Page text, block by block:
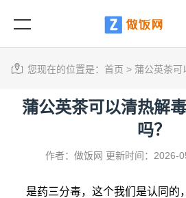
您现在的位置是： 首页 > 蒲公英茶可
蒲公英茶可以清热解
吗？
作者：做饭网 更新时间：2026-
是药三分毒，这个我们是认同的，